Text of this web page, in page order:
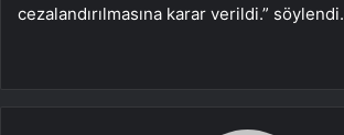
cezalandırılmasına karar verildi.” söylendi.